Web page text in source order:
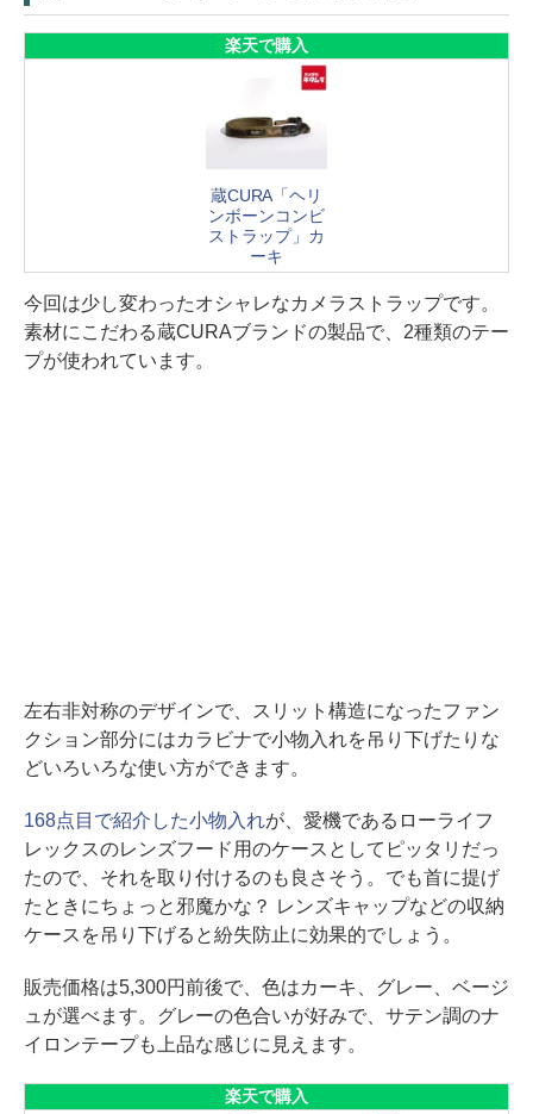
楽天で購入
蔵CURA「ヘリ
ンボーンコンビ
ストラップ」カ
ーキ
今回は少し変わったオシャレなカメラストラップです。
素材にこだわる蔵CURAブランドの製品で、2種類のテー
プが使われています。
左右非対称のデザインで、スリット構造になったファン
クション部分にはカラビナで小物入れを吊り下げたりな
どいろいろな使い方ができます。
168点目で紹介した小物入れが、愛機であるローライフ
レックスのレンズフード用のケースとしてピッタリだっ
たので、それを取り付けるのも良さそう。でも首に提げ
たときにちょっと邪魔かな？ レンズキャップなどの収納
ケースを吊り下げると紛失防止に効果的でしょう。
販売価格は5,300円前後で、色はカーキ、グレー、ベージ
ュが選べます。グレーの色合いが好みで、サテン調のナ
イロンテープも上品な感じに見えます。
楽天で購入